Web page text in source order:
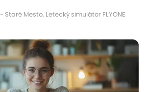
Staré Mesto, Letecký simulátor FLYONE